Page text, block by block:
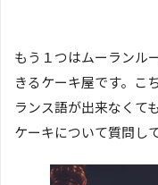
もう１つはムーランル
きるケーキ屋です。こ
ランス語が出来なくて
ケーキについて質問し